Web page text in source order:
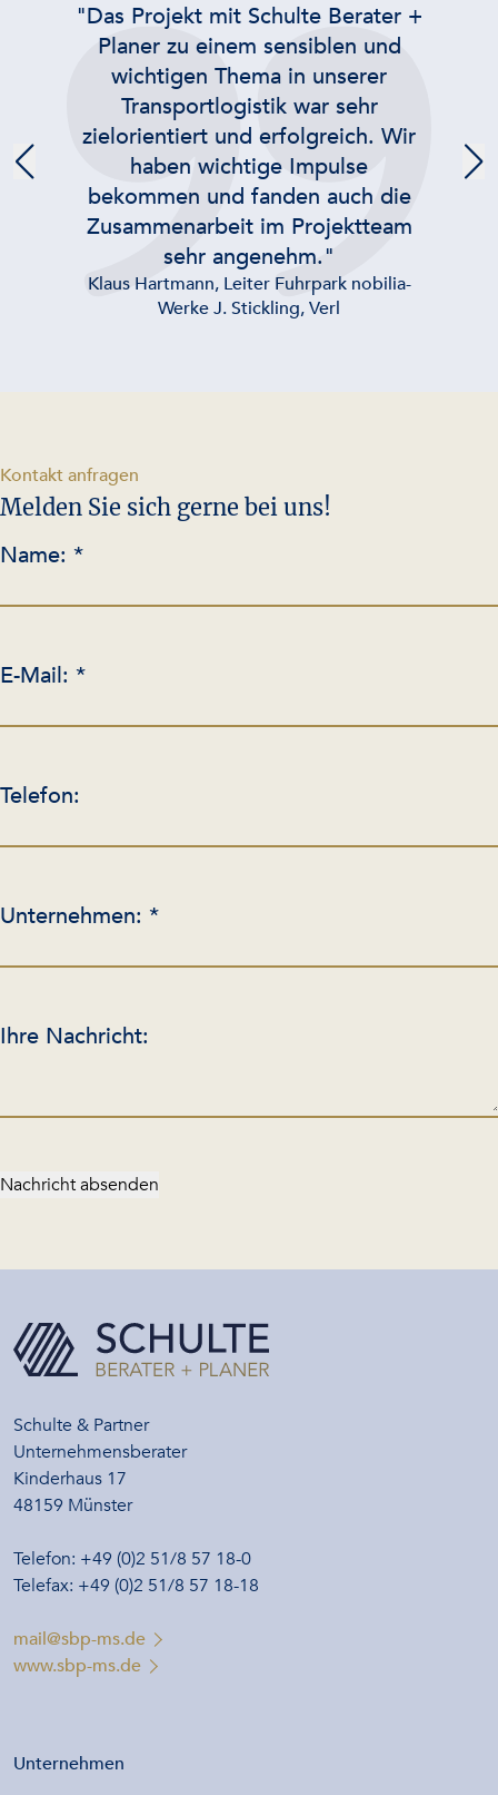
"Das Projekt mit Schulte Berater +
Planer zu einem sensiblen und
wichtigen Thema in unserer
Transportlogistik war sehr
zielorientiert und erfolgreich. Wir
haben wichtige Impulse
bekommen und fanden auch die
Zusammenarbeit im Projektteam
sehr angenehm."
Klaus Hartmann, Leiter Fuhrpark nobilia-
Werke J. Stickling, Verl
Kontakt anfragen
Melden Sie sich gerne bei uns!
Name: *
E-Mail: *
Telefon:
Unternehmen: *
Ihre Nachricht:
Nachricht absenden
Schulte & Partner
Unternehmensberater
Kinderhaus 17
48159 Münster
Telefon: +49 (0)2 51/8 57 18-0
Telefax: +49 (0)2 51/8 57 18-18
mail@sbp-ms.de
www.sbp-ms.de
Unternehmen